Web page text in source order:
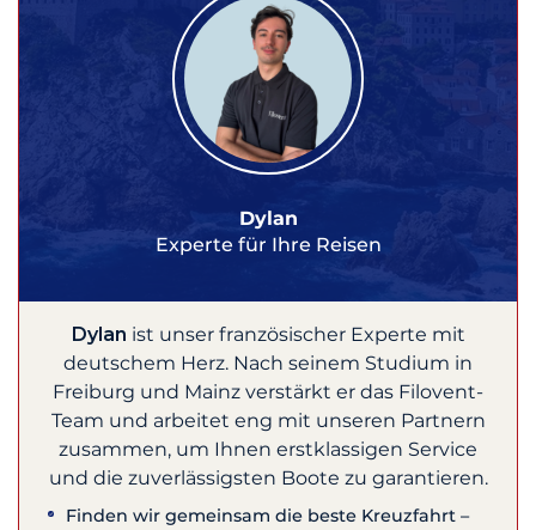
Dylan
Experte für Ihre Reisen
Dylan ist unser französischer Experte mit
deutschem Herz. Nach seinem Studium in
Freiburg und Mainz verstärkt er das Filovent-
Team und arbeitet eng mit unseren Partnern
zusammen, um Ihnen erstklassigen Service
und die zuverlässigsten Boote zu garantieren.
Finden wir gemeinsam die beste Kreuzfahrt –